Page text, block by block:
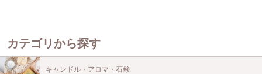
カテゴリから探す
キャンドル・アロマ・石鹸